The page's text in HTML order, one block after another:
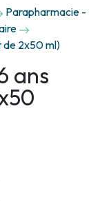
Parapharmacie -
de 2x50 ml)
ans